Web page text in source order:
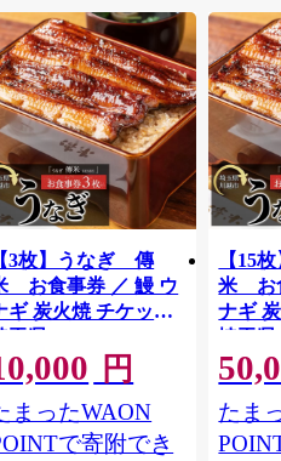
【3枚】うなぎ 傳
お食事券 ／ 鰻 ウ
ギ 炭火焼 チケット
玉県
円
まったWAON
で寄附でき
【15
米 お
ナギ
埼玉県
たま